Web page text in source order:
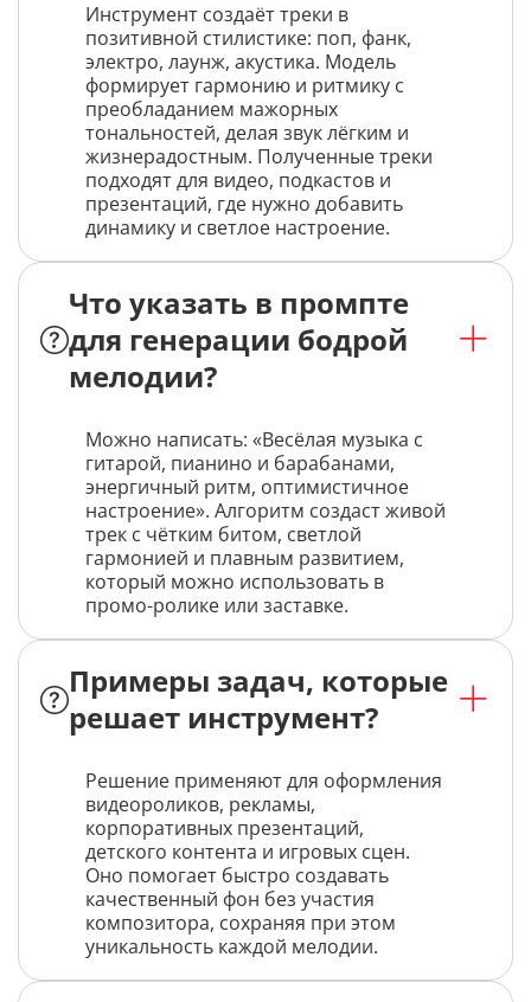
Инструмент создаёт треки в
позитивной стилистике: поп, фанк,
электро, лаунж, акустика. Модель
формирует гармонию и ритмику с
преобладанием мажорных
тональностей, делая звук лёгким и
жизнерадостным. Полученные треки
подходят для видео, подкастов и
презентаций, где нужно добавить
динамику и светлое настроение.
Что указать в промпте
для генерации бодрой
мелодии?
Можно написать: «Весёлая музыка с
гитарой, пианино и барабанами,
энергичный ритм, оптимистичное
настроение». Алгоритм создаст живой
трек с чётким битом, светлой
гармонией и плавным развитием,
который можно использовать в
промо-ролике или заставке.
Примеры задач, которые
решает инструмент?
Решение применяют для оформления
видеороликов, рекламы,
корпоративных презентаций,
детского контента и игровых сцен.
Оно помогает быстро создавать
качественный фон без участия
композитора, сохраняя при этом
уникальность каждой мелодии.